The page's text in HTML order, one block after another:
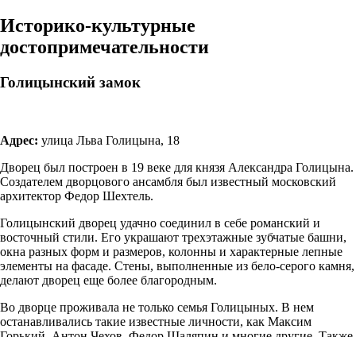
Историко-культурные
достопримечательности
Голицынский замок
Адрес: улица Льва Голицына, 18
Дворец был построен в 19 веке для князя Александра Голицына.
Создателем дворцового ансамбля был известный московский
архитектор Федор Шехтель.
Голицынский дворец удачно соединил в себе романский и
восточный стили. Его украшают трехэтажные зубчатые башни,
окна разных форм и размеров, колонны и характерные лепные
элементы на фасаде. Стены, выполненные из бело-серого камня,
делают дворец еще более благородным.
Во дворце проживала не только семья Голицыных. В нем
останавливались такие известные личности, как Максим